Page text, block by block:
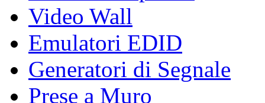
Video Wall
Emulatori EDID
Generatori di Segnale
Prese a Muro